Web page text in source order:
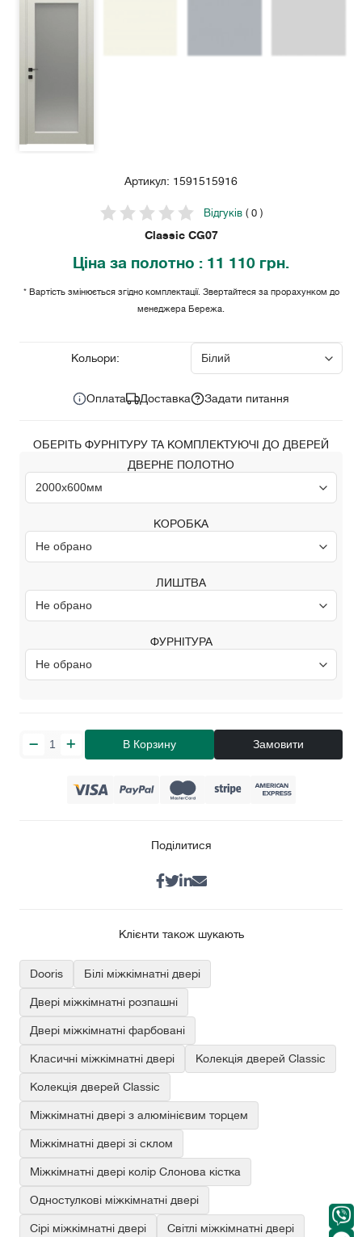
Артикул: 1591515916
Відгуків( 0 )
Classic CG07
Ціна за полотно : 11 110 грн.
* Вартість змінюється згідно комплектації. Звертайтеся за прорахунком до
менеджера Бережа.
Кольори:
Оплата Доставка Задати питання
ОБЕРІТЬ ФУРНІТУРУ ТА КОМПЛЕКТУЮЧІ ДО ДВЕРЕЙ
ДВЕРНЕ ПОЛОТНО
КОРОБКА
ЛИШТВА
ФУРНІТУРА
В Корзину Замовити
Поділитися
Клієнти також шукають
Dooris Білі міжкімнатні двері
Двері міжкімнатні розпашні
Двері міжкімнатні фарбовані
Класичні міжкімнатні двері Колекція дверей Classic
Колекція дверей Classic
Міжкімнатні двері з алюмінієвим торцем
Міжкімнатні двері зі склом
Міжкімнатні двері колір Слонова кістка
Одностулкові міжкімнатні двері
Сірі міжкімнатні двері Світлі міжкімнатні двері